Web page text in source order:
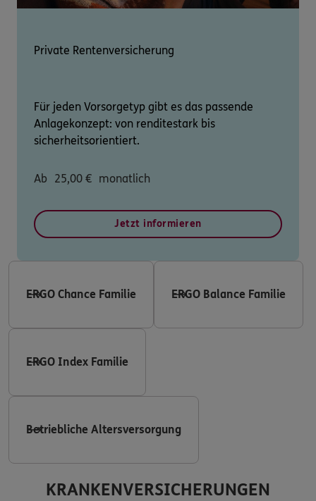
Private Rentenversicherung
Für jeden Vorsorgetyp gibt es das passende
Anlagekonzept: von renditestark bis
sicherheitsorientiert.
Ab 25,00 € monatlich
Jetzt informieren
ERGO Chance Familie ERGO Balance Familie
ERGO Index Familie
Betriebliche Altersversorgung
KRANKENVERSICHERUNGEN